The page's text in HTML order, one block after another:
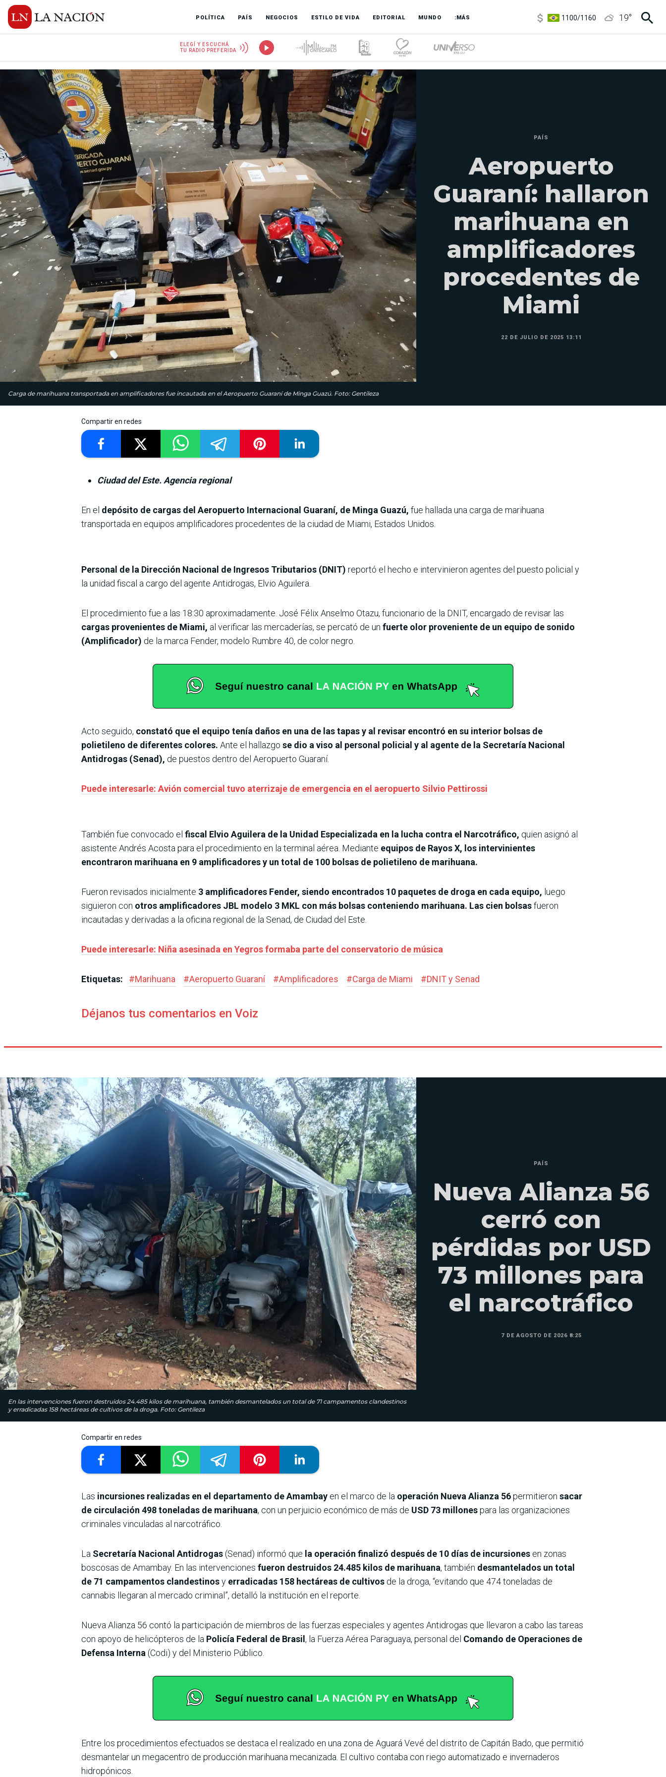
POLÍTICA PAÍS NEGOCIOS ESTILO DE VIDA EDITORIAL MUNDO :MÁS
3,8/4
19°
ELEGÍ Y ESCUCHÁ
TU RADIO PREFERIDA
Carga de marihuana transportada en amplificadores fue incautada en el Aeropuerto Guaraní de Minga Guazú. Foto: Gentileza
PAÍS
Aeropuerto
Guaraní: hallaron
marihuana en
amplificadores
procedentes de
Miami
22 DE JULIO DE 2025 13:11
Compartir en redes
Ciudad del Este. Agencia regional
En el depósito de cargas del Aeropuerto Internacional Guaraní, de Minga Guazú, fue hallada una carga de marihuana
transportada en equipos amplificadores procedentes de la ciudad de Miami, Estados Unidos.
Personal de la Dirección Nacional de Ingresos Tributarios (DNIT) reportó el hecho e intervinieron agentes del puesto policial y
la unidad fiscal a cargo del agente Antidrogas, Elvio Aguilera.
El procedimiento fue a las 18:30 aproximadamente. José Félix Anselmo Otazu, funcionario de la DNIT, encargado de revisar las
cargas provenientes de Miami, al verificar las mercaderías, se percató de un fuerte olor proveniente de un equipo de sonido
(Amplificador) de la marca Fender, modelo Rumbre 40, de color negro.
Acto seguido, constató que el equipo tenía daños en una de las tapas y al revisar encontró en su interior bolsas de
polietileno de diferentes colores. Ante el hallazgo se dio a viso al personal policial y al agente de la Secretaría Nacional
Antidrogas (Senad), de puestos dentro del Aeropuerto Guaraní.
Puede interesarle: Avión comercial tuvo aterrizaje de emergencia en el aeropuerto Silvio Pettirossi
También fue convocado el fiscal Elvio Aguilera de la Unidad Especializada en la lucha contra el Narcotráfico, quien asignó al
asistente Andrés Acosta para el procedimiento en la terminal aérea. Mediante equipos de Rayos X, los intervinientes
encontraron marihuana en 9 amplificadores y un total de 100 bolsas de polietileno de marihuana.
Fueron revisados inicialmente 3 amplificadores Fender, siendo encontrados 10 paquetes de droga en cada equipo, luego
siguieron con otros amplificadores JBL modelo 3 MKL con más bolsas conteniendo marihuana. Las cien bolsasfueron
incautadas y derivadas a la oficina regional de la Senad, de Ciudad del Este.
Puede interesarle: Niña asesinada en Yegros formaba parte del conservatorio de música
Etiquetas: #Marihuana #Aeropuerto Guaraní #Amplificadores #Carga de Miami #DNIT y Senad
Déjanos tus comentarios en Voiz
En las intervenciones fueron destruidos 24.485 kilos de marihuana, también desmantelados un total de 71 campamentos clandestinos
y erradicadas 158 hectáreas de cultivos de la droga. Foto: Gentileza
PAÍS
Nueva Alianza 56
cerró con
pérdidas por USD
73 millones para
el narcotráfico
7 DE AGOSTO DE 2026 8:25
Compartir en redes
Las incursiones realizadas en el departamento de Amambay en el marco de la operación Nueva Alianza 56permitieron sacar
de circulación 498 toneladas de marihuana, con un perjuicio económico de más de USD 73 millonespara las organizaciones
criminales vinculadas al narcotráfico.
La Secretaría Nacional Antidrogas(Senad) informó que la operación finalizó después de 10 días de incursiones en zonas
boscosas de Amambay. En las intervenciones fueron destruidos 24.485 kilos de marihuana, también desmantelados un total
de 71 campamentos clandestinosy erradicadas 158 hectáreas de cultivos de la droga, “evitando que 474 toneladas de
cannabis llegaran al mercado criminal”, detalló la institución en el reporte.
Nueva Alianza 56 contó la participación de miembros de las fuerzas especiales y agentes Antidrogas que llevaron a cabo las tareas
con apoyo de helicópteros de la Policía Federal de Brasil , la Fuerza Aérea Paraguaya, personal del Comando de Operaciones de
Defensa Interna (Codi) y del Ministerio Público.
Entre los procedimientos efectuados se destaca el realizado en una zona de Aguará Vevé del distrito de Capitán Bado, que permitió
desmantelar un megacentro de producción marihuana mecanizada. El cultivo contaba con riego automatizado e invernaderos
hidropónicos.